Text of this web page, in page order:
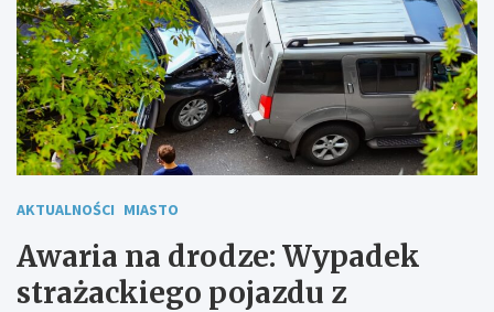
AKTUALNOŚCI MIASTO
Awaria na drodze: Wypadek
strażackiego pojazdu z